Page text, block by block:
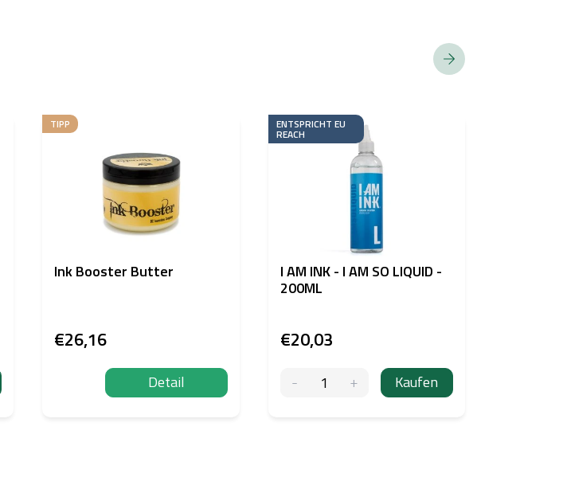
TIPP
Ink Booster Butter
€26,16
Detail
ENTSPRICHT EU
REACH
I AM INK - I AM SO LIQUID -
200ML
€20,03
Kaufen